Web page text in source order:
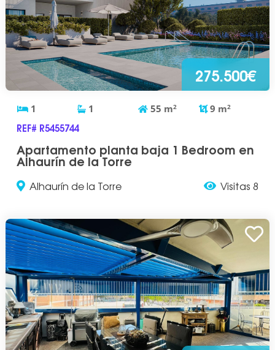
275.500€
1 1 55 m2 9 m2
REF# R5455744
Apartamento planta baja 1 Bedroom en
Alhaurín de la Torre
Alhaurín de la Torre Visitas 8